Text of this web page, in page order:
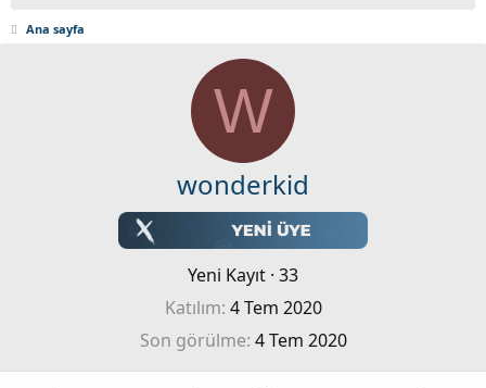
Ana sayfa
W
wonderkid
Yeni Kayıt · 33
Katılım 4 Tem 2020
Son görülme 4 Tem 2020